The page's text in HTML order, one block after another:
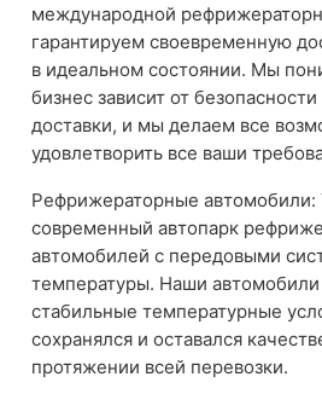
международной
гарантируем своевременную
в идеальном состоянии. Мы
бизнес зависит от
доставки, и мы делаем все
удовлетворить все ваши
Рефрижераторные автомобили:
современный автопарк
автомобилей с передовыми
температуры. Наши
стабильные температурные
сохранялся и оставался
протяжении всей перевозки.